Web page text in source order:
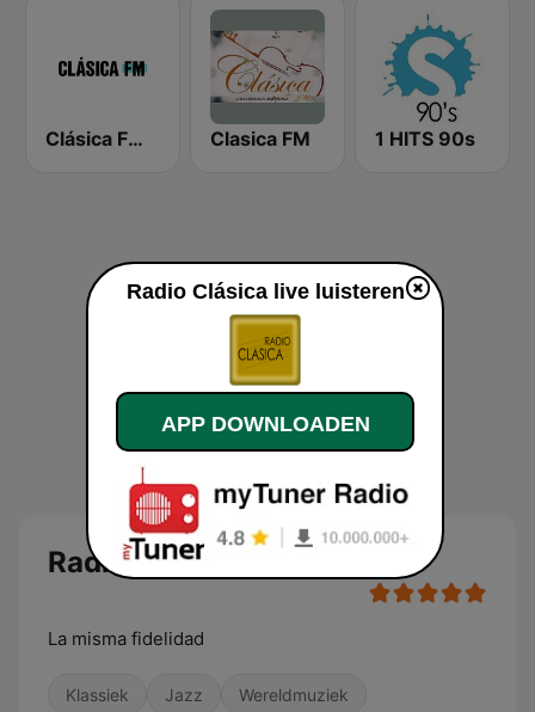
Clásica FM Radio Clasica FM 1 HITS 90s
Radio Clásica
La misma fidelidad
Klassiek Jazz Wereldmuziek
Radio Clásica live luisteren
APP DOWNLOADEN